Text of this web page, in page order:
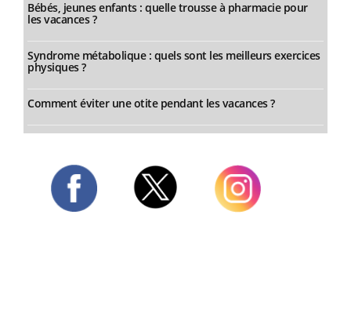
Bébés, jeunes enfants : quelle trousse à pharmacie pour
les vacances ?
Syndrome métabolique : quels sont les meilleurs exercices
physiques ?
Comment éviter une otite pendant les vacances ?